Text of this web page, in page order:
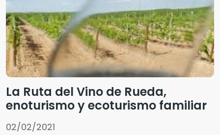
La Ruta del Vino de Rueda,
enoturismo y ecoturismo familiar
02/02/2021